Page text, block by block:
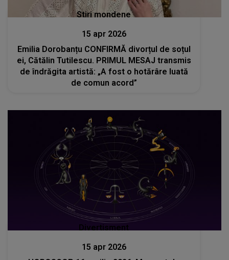
Stiri mondene
15 apr 2026
Emilia Dorobanțu CONFIRMĂ divorțul de soțul
ei, Cătălin Tutilescu. PRIMUL MESAJ transmis
de îndrăgita artistă: „A fost o hotărâre luată
de comun acord”
Divertisment
15 apr 2026